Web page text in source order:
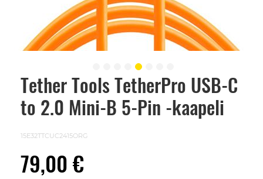
Tether Tools TetherPro USB-C
to 2.0 Mini-B 5-Pin -kaapeli
15E32TTCUC2415ORG
79,00 €
Skip
beginning
images